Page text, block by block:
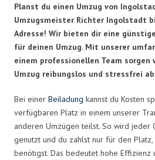
Planst du einen Umzug von
Umzugsmeister Richter Ingolstadt
Adresse! Wir bieten dir eine
für deinen Umzug. Mit unserer
einem professionellen Team sorgen
Umzug reibungslos und stressfrei
Bei einer Beiladung kannst du Kosten
verfügbaren Platz in einem unserer
anderen Umzügen teilst. So wird jeder
genutzt und du zahlst nur für den Platz,
benötigst. Das bedeutet hohe